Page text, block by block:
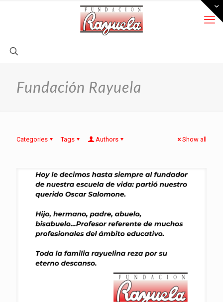
Fundación Rayuela
Categories Tags Authors Show all